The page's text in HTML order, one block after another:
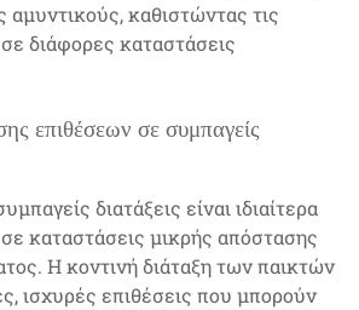
αμυντικούς, καθιστώντας τις
διάφορες καταστάσεις
επιθέσεων σε συμπαγείς
διατάξεις είναι ιδιαίτερα
καταστάσεις μικρής απόστασης
Η κοντινή διάταξη των παικτών
ισχυρές επιθέσεις που μπορούν